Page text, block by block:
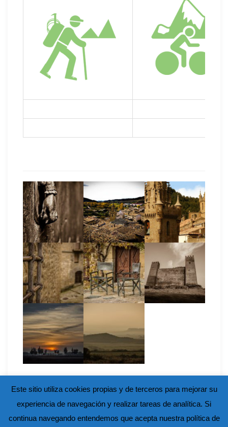
Este sitio utiliza cookies propias y de terceros para mejorar su
experiencia de navegación y realizar tareas de analítica. Si
continua navegando entendemos que acepta nuestra política de